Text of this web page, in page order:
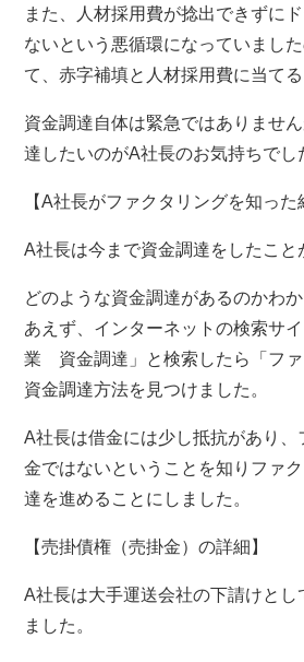
また、人材採用費が捻出できずに
ないという悪循環になっていまし
て、赤字補填と人材採用費に当てる
資金調達自体は緊急ではありませ
達したいのがA社長のお気持ちでし
【A社長がファクタリングを知った
A社長は今まで資金調達をしたこと
どのような資金調達があるのかわ
あえず、インターネットの検索サ
業 資金調達」と検索したら「ファ
資金調達方法を見つけました。
A社長は借金には少し抵抗があり
金ではないということを知りファ
達を進めることにしました。
【売掛債権（売掛金）の詳細】
A社長は大手運送会社の下請けとし
ました。